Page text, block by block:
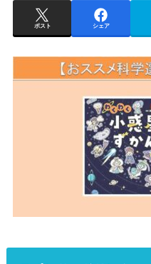
ポスト シェア